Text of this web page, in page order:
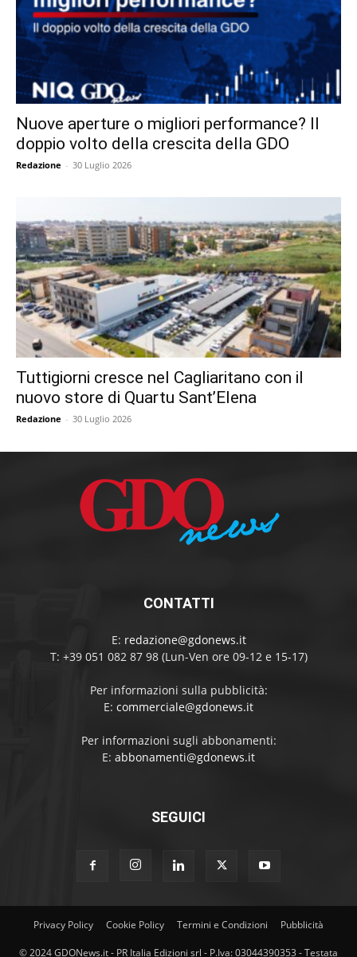
Nuove aperture o migliori performance? Il
doppio volto della crescita della GDO
Redazione - 30 Luglio 2026
Tuttigiorni cresce nel Cagliaritano con il
nuovo store di Quartu Sant’Elena
Redazione - 30 Luglio 2026
CONTATTI
E: redazione@gdonews.it
T: +39 051 082 87 98 (Lun-Ven ore 09-12 e 15-17)
Per informazioni sulla pubblicità:
E: commerciale@gdonews.it
Per informazioni sugli abbonamenti:
E: abbonamenti@gdonews.it
SEGUICI
Privacy Policy Cookie Policy Termini e Condizioni Pubblicità
© 2024 GDONews.it - PR Italia Edizioni srl - P.Iva: 03044390353 - Testata